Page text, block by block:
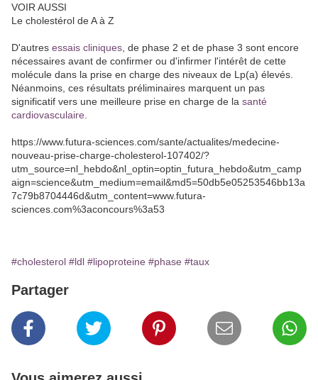
VOIR AUSSI
Le cholestérol de A à Z
D'autres essais cliniques , de phase 2 et de phase 3 sont encore
nécessaires avant de confirmer ou d'infirmer l'intérêt de cette
molécule dans la prise en charge des niveaux de Lp(a) élevés.
Néanmoins, ces résultats préliminaires marquent un pas
significatif vers une meilleure prise en charge de la santé
cardiovasculaire
https://www.futura-sciences.com/sante/actualites/medecine-
nouveau-prise-charge-cholesterol-107402/?
utm_source=nl_hebdo&nl_optin=optin_futura_hebdo&utm_camp
aign=science&utm_medium=email&md5=50db5e05253546bb13a
7c79b8704446d&utm_content=www.futura-
sciences.com%3aconcours%3a53
#cholesterol #ldl #lipoproteine #phase #taux
Partager